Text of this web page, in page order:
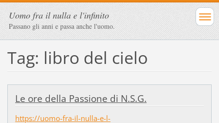
Uomo fra il nulla e l'infinito
Passano gli anni e passa anche l'uomo.
Tag: libro del cielo
Le ore della Passione di N.S.G.
https://uomo-fra-il-nulla-e-l-